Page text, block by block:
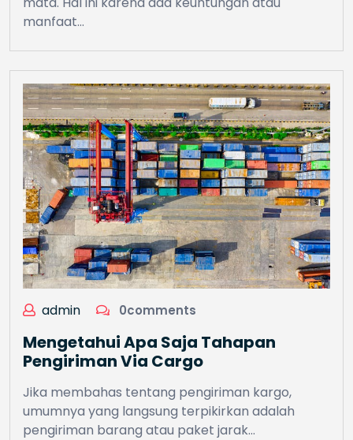
manfaat…
admin 0comments
Mengetahui Apa Saja Tahapan
Pengiriman Via Cargo
Jika membahas tentang pengiriman kargo,
umumnya yang langsung terpikirkan adalah
pengiriman barang atau paket jarak…